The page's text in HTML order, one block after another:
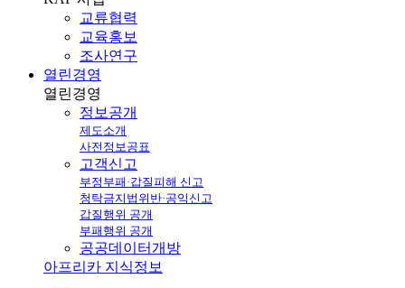
교류협력
교육홍보
조사연구
열린경영
열린경영
정보공개
제도소개
사전정보공표
고객신고
부정부패·갑질피해 신고
청탁금지법위반·공익신고
갑질행위 공개
부패행위 공개
공공데이터개방
아프리카 지식정보